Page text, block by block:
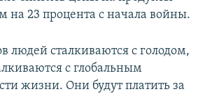
на 23 процента с начала войны.
людей сталкиваются с голодом,
с глобальным
жизни. Они будут платить за